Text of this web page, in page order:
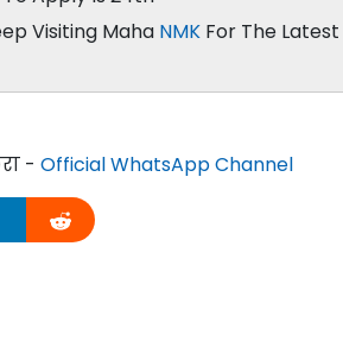
Visiting Maha NMK For The Latest
- Official WhatsApp Channel